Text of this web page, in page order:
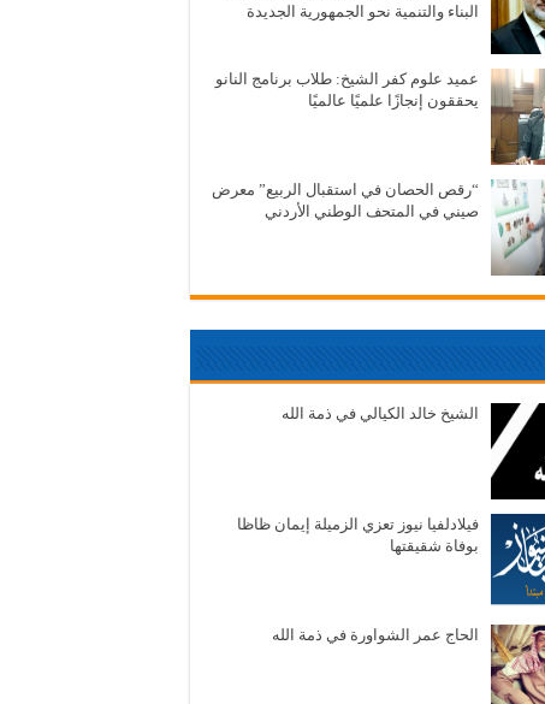
البناء والتنمية نحو الجمهورية الجديدة
عميد علوم كفر الشيخ: طلاب برنامج النانو
يحققون إنجازًا علميًا عالميًا
“رقص الحصان في استقبال الربيع” معرض
صيني في المتحف الوطني الأردني
الشيخ خالد الكيالي في ذمة الله
فيلادلفيا نيوز تعزي الزميلة إيمان ظاظا
بوفاة شقيقتها
الحاج عمر الشواورة في ذمة الله